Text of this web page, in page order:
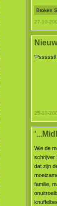
Broken
27-10-
'Pssssst!
25-10-
Wie de
schrijver
dat zijn
familie,